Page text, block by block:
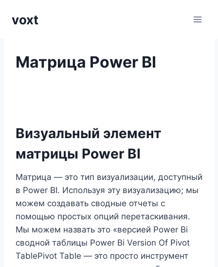
voxt
Матрица Power BI
Визуальный элемент
матрицы Power BI
Матрица — это тип визуализации, доступный
в Power BI. Используя эту визуализацию; мы
можем создавать сводные отчеты с
помощью простых опций перетаскивания.
Мы можем назвать это «версией Power Bi
сводной таблицы Power Bi Version Of Pivot
TablePivot Table — это просто инструмент